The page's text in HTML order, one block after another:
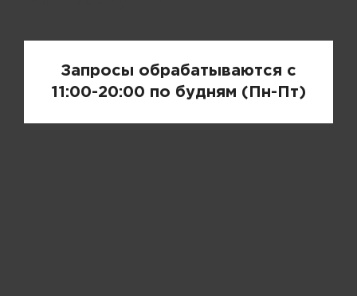
Запросы обрабатываются с
11:00-20:00 по будням (Пн-Пт)